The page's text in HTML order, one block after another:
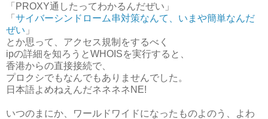
「PROXY通したってわかるんだぜい」
「 サイバーシンドローム串対策なんて、いまや簡単なんだ
ぜい 」
とか思って、アクセス規制をするべく
ipの詳細を知ろうとWHOISを実行すると、
香港からの直接接続で、
プロクシでもなんでもありませんでした。
日本語よめねえんだネネネネNE!
いつのまにか、ワールドワイドになったものよのう、よわ